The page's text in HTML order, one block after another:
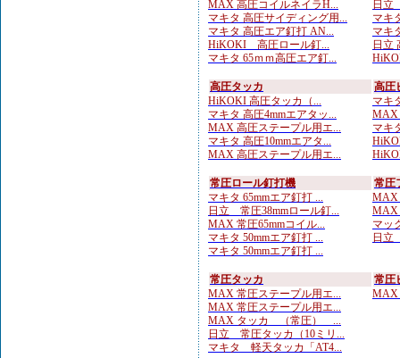
MAX 高圧コイルネイラH...
マキタ 高圧サイディング用...
マキタ 高圧エア釘打 AN...
HiKOKI 高圧ロール釘...
マキタ 65ｍｍ高圧エア釘...
日立
マキ
マキ
日立
高圧タッカ
HiKOKI 高圧タッカ（...
マキタ 高圧4mmエアタッ...
MAX 高圧ステープル用エ...
マキタ 高圧10mmエアタ...
MAX 高圧ステープル用エ...
高圧
マキ
MAX
マキ
常圧ロール釘打機
マキタ 65mmエア釘打 ...
日立 常圧38mmロール釘...
MAX 常圧65mmコイル...
マキタ 50mmエア釘打 ...
マキタ 50mmエア釘打 ...
常圧
MAX
MAX
マッ
日立
常圧タッカ
MAX 常圧ステープル用エ...
MAX 常圧ステープル用エ...
MAX タッカ （常圧） ...
日立 常圧タッカ（10ミリ...
マキタ 軽天タッカ「AT4...
常圧
MAX